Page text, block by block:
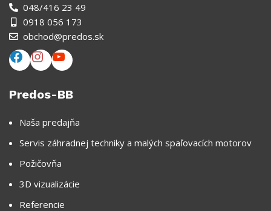
048/416 23 49
0918 056 173
obchod@predos.sk
Predos-BB
Naša predajňa
Servis záhradnej techniky a malých spaľovacích motorov
Požičovňa
3D vizualizácie
Referencie